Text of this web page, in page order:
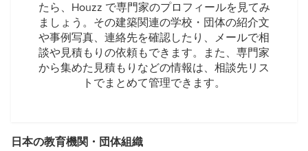
たら、Houzz で専門家のプロフィールを見てみ
ましょう。その建築関連の学校・団体の紹介文
や事例写真、連絡先を確認したり、メールで相
談や見積もりの依頼もできます。また、専門家
から集めた見積もりなどの情報は、相談先リス
トでまとめて管理できます。
日本の教育機関・団体組織